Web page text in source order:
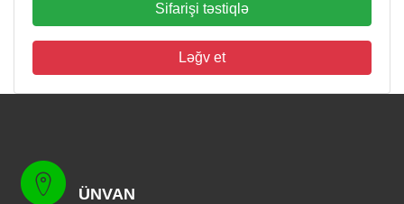
Sifarişi təstiqlə
Ləğv et
ÜNVAN